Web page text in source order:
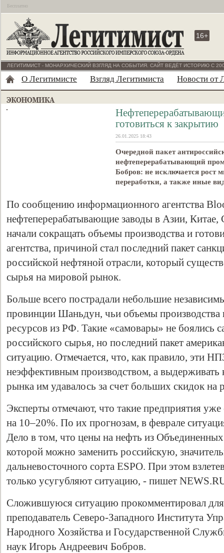
Бесплатно
16+
ЛЕГИТИМИСТ - МОНАРХИЧЕСКИЙ ВЗГЛЯД НА СОБЫТИЯ. САЙТ ВЕДЁТ ИСТОРИЮ С
О Легитимисте Взгляд Легитимиста Новости от
готовиться к закрытию
26.01.2025 18:43
Очередной пакет
нефтеперерабатывающий
Бобров: не исключается рост
переработки, а также иные
По сообщению информационного агентства
нефтеперерабатывающие заводы в Азии,
начали сокращать объемы производства и
агентства, причиной стал последний пакет
российской нефтяной отрасли, который
сырья на мировой рынок.
Больше всего пострадали небольшие
провинции Шаньдун, чьи объемы
ресурсов из РФ. Такие «самовары» не боялись
российского сырья, но последний пакет
ситуацию. Отмечается, что, как правило, эти
неэффективным производством, а
рынка им удавалось за счет больших скидок на
Эксперты отмечают, что такие предприятия
на 10–20%. По их прогнозам, в феврале
Дело в том, что цены на нефть из
которой можно заменить российскую,
дальневосточного сорта ESPO. При этом
только усугубляют ситуацию, - пишет
Сложившуюся ситуацию прокомментировал
преподаватель Северо-Западного Института
Народного Хозяйства и Государственной
наук Игорь Андреевич Бобров.